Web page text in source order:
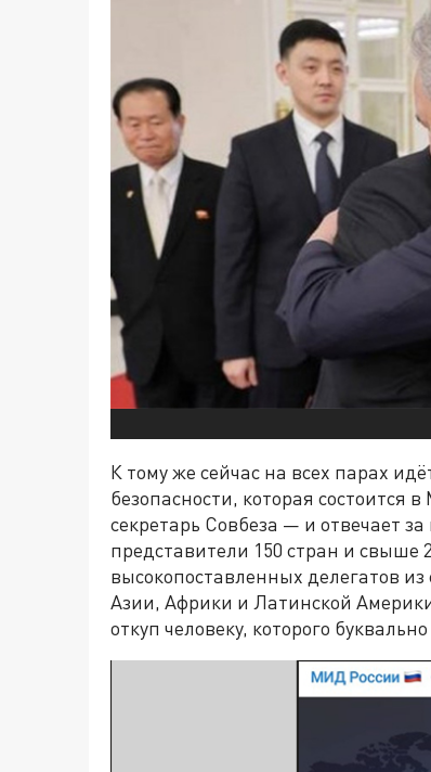
К тому же сейчас на всех парах
безопасности, которая состоится
секретарь Совбеза — и отвечает
представители 150 стран и
высокопоставленных делегатов
Азии, Африки и Латинской
откуп человеку, которого